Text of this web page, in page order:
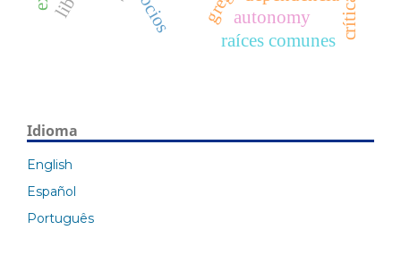
raíces comunes
autonomy
Idioma
English
Español
Português